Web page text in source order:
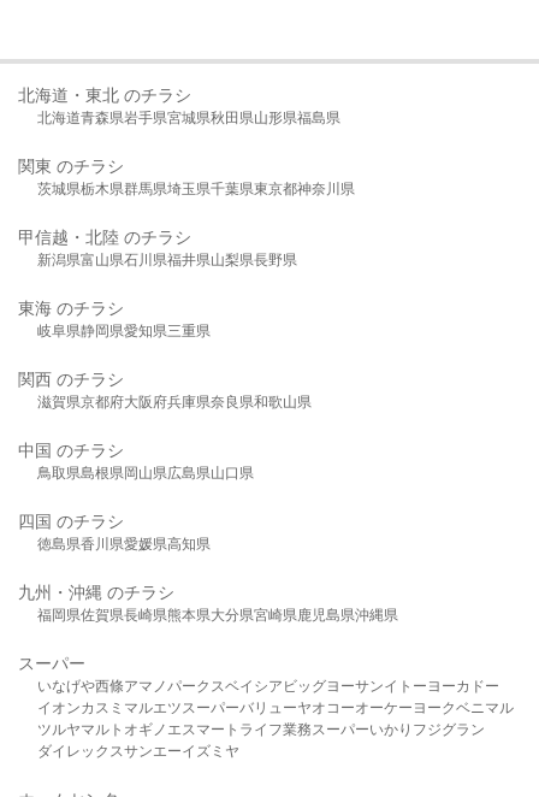
北海道・東北 のチラシ
北海道青森県岩手県宮城県秋田県山形県福島県
関東 のチラシ
茨城県栃木県群馬県埼玉県千葉県東京都神奈川県
甲信越・北陸 のチラシ
新潟県富山県石川県福井県山梨県長野県
東海 のチラシ
岐阜県静岡県愛知県三重県
関西 のチラシ
滋賀県京都府大阪府兵庫県奈良県和歌山県
中国 のチラシ
鳥取県島根県岡山県広島県山口県
四国 のチラシ
徳島県香川県愛媛県高知県
九州・沖縄 のチラシ
福岡県佐賀県長崎県熊本県大分県宮崎県鹿児島県沖縄県
スーパー
いなげや西條アマノパークスベイシア ビッグヨーサンイトーヨーカドー
イオンカスミ マルエツスーパーバリューヤオコーオーケー ヨークベニマル
ツルヤマルト オギノ エスマート ライフ業務スーパーいかり フジグラン
ダイレックスサンエーイズミヤ